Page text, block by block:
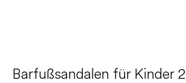
Barfußsandalen für Kinder